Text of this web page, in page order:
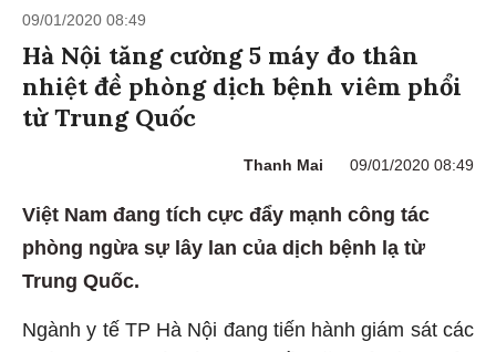
09/01/2020 08:49
Hà Nội tăng cường 5 máy đo thân
nhiệt đề phòng dịch bệnh viêm phổi
từ Trung Quốc
Thanh Mai 09/01/2020 08:49
Việt Nam đang tích cực đẩy mạnh công tác
phòng ngừa sự lây lan của dịch bệnh lạ từ
Trung Quốc.
Ngành y tế TP Hà Nội đang tiến hành giám sát các